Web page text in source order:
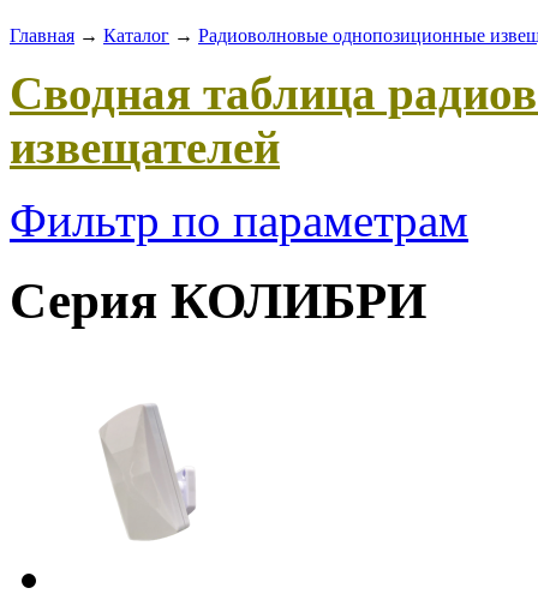
Главная → Каталог → Радиоволновые однопозиционные
Сводная таблица
извещателей
Фильтр по параметрам
Серия КОЛИБРИ